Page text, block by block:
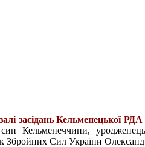
засідань Кельменецької
Кельменеччини,
Збройних Сил України